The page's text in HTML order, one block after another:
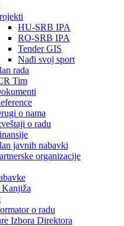
HU-SRB IPA
RO-SRB IPA
Tender GIS
Nađi svoj sport
rada
Tim
o nama
o radu
javnih nabavki
organizacije
Kanjiža
o radu
Izbora Direktora